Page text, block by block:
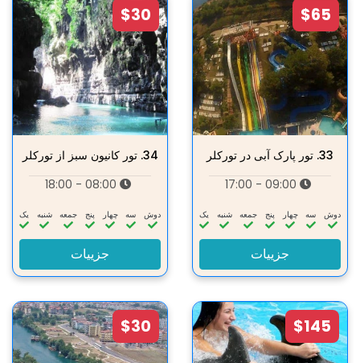
$65
33. تور پارک آبی در تورکلر
دوش سه‌ چهار پنج جمعه شنبه یک
جزییات
$30
34. تور کانیون سبز از تورکلر
دوش سه‌ چهار پنج جمعه شنبه یک
جزییات
$145
$30